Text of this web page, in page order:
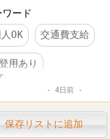
ード
OK 交通費支給
用あり
CoCo壱番屋4日前
保存リストに追加